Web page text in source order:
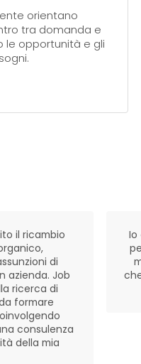
orientano
tra domanda e
le opportunità e gli
il ricambio
di
azienda. Job
ricerca di
formare
consulenza
della mia
Io